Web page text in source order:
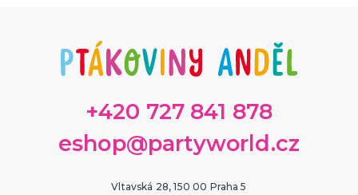
+420 727 841 878
eshop@partyworld.cz
Vltavská 28, 150 00 Praha 5